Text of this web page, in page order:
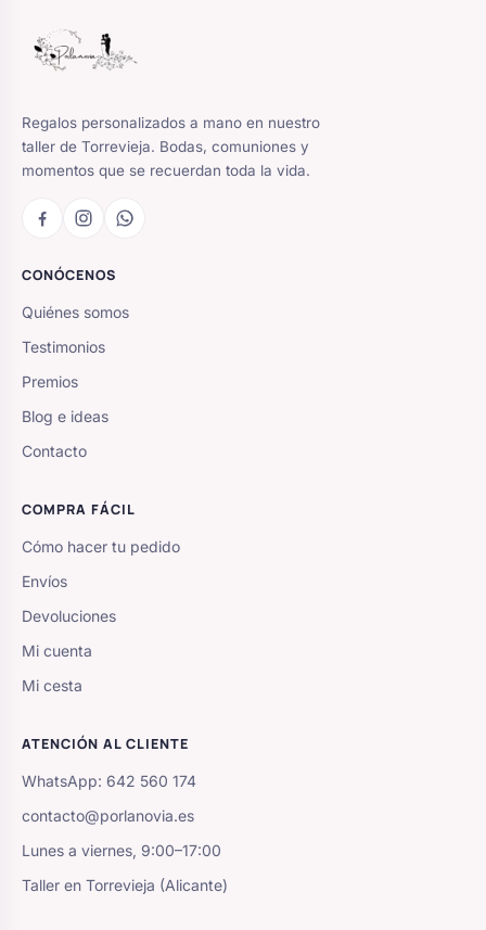
Regalos personalizados a mano en nuestro
taller de Torrevieja. Bodas, comuniones y
momentos que se recuerdan toda la vida.
CONÓCENOS
Quiénes somos
Testimonios
Premios
Blog e ideas
Contacto
COMPRA FÁCIL
Cómo hacer tu pedido
Envíos
Devoluciones
Mi cuenta
Mi cesta
ATENCIÓN AL CLIENTE
WhatsApp: 642 560 174
contacto@porlanovia.es
Lunes a viernes, 9:00–17:00
Taller en Torrevieja (Alicante)